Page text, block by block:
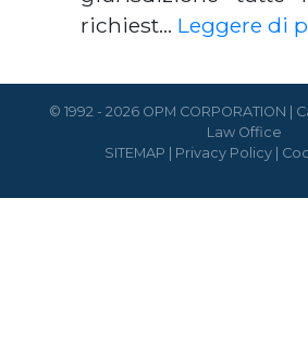
richiest… Leggere di
© 1992 - 2026 OPM CORPORATION |
Law Office
SITEMAP
Privacy Policy|